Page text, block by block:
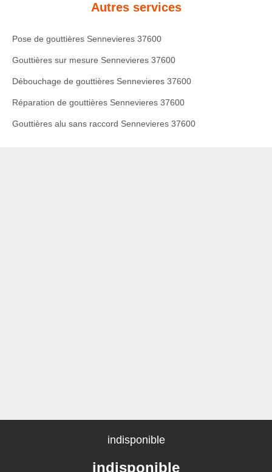
Autres services
Pose de gouttières Sennevieres 37600
Gouttières sur mesure Sennevieres 37600
Débouchage de gouttières Sennevieres 37600
Réparation de gouttières Sennevieres 37600
Gouttières alu sans raccord Sennevieres 37600
indisponible
indisponible